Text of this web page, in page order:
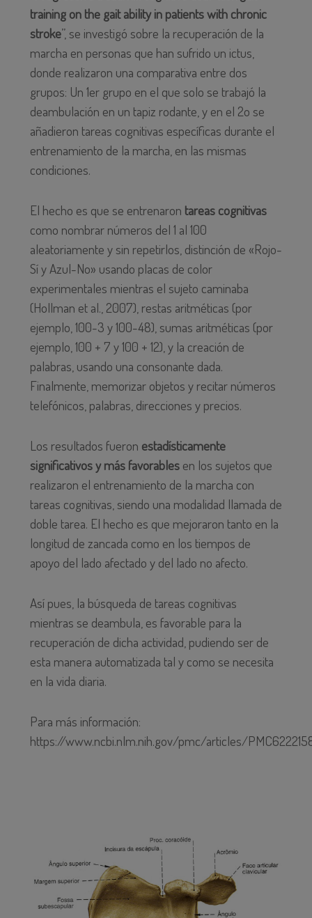
training on the gait ability in patients with chronic
stroke”, se investigó sobre la recuperación de la
marcha en personas que han sufrido un ictus,
donde realizaron una comparativa entre dos
grupos: Un 1er grupo en el que solo se trabajó la
deambulación en un tapiz rodante, y en el 2o se
añadieron tareas cognitivas específicas durante el
entrenamiento de la marcha, en las mismas
condiciones.
El hecho es que se entrenaron tareas cognitivas
como nombrar números del 1 al 100
aleatoriamente y sin repetirlos, distinción de «Rojo-
Sí y Azul-No» usando placas de color
experimentales mientras el sujeto caminaba
(Hollman et al., 2007), restas aritméticas (por
ejemplo, 100-3 y 100-48), sumas aritméticas (por
ejemplo, 100 + 7 y 100 + 12), y la creación de
palabras, usando una consonante dada.
Finalmente, memorizar objetos y recitar números
telefónicos, palabras, direcciones y precios.
Los resultados fueron estadísticamente
significativos y más favorablesen los sujetos que
realizaron el entrenamiento de la marcha con
tareas cognitivas, siendo una modalidad llamada de
doble tarea. El hecho es que mejoraron tanto en la
longitud de zancada como en los tiempos de
apoyo del lado afectado y del lado no afecto.
Así pues, la búsqueda de tareas cognitivas
mientras se deambula, es favorable para la
recuperación de dicha actividad, pudiendo ser de
esta manera automatizada tal y como se necesita
en la vida diaria.
Para más información:
https://www.ncbi.nlm.nih.gov/pmc/articles/